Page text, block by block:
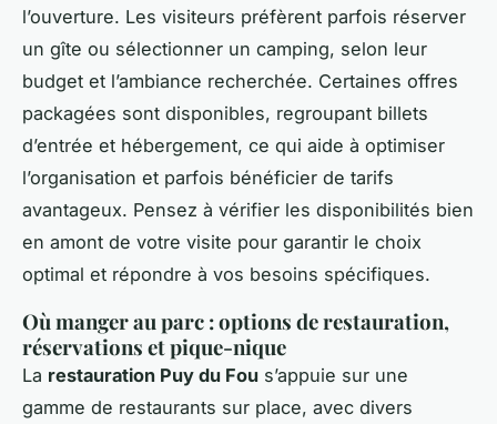
l’ouverture. Les visiteurs préfèrent parfois réserver
un gîte ou sélectionner un camping, selon leur
budget et l’ambiance recherchée. Certaines offres
packagées sont disponibles, regroupant billets
d’entrée et hébergement, ce qui aide à optimiser
l’organisation et parfois bénéficier de tarifs
avantageux. Pensez à vérifier les disponibilités bien
en amont de votre visite pour garantir le choix
optimal et répondre à vos besoins spécifiques.
Où manger au parc : options de restauration,
réservations et pique-nique
La restauration Puy du Fou s’appuie sur une
gamme de restaurants sur place, avec divers